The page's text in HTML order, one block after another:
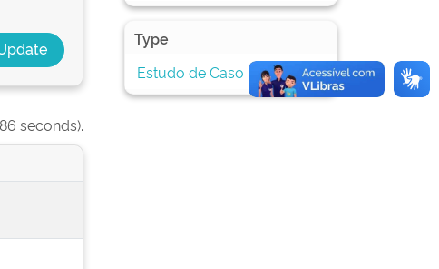
seconds).
Type
Estudo de Caso
1